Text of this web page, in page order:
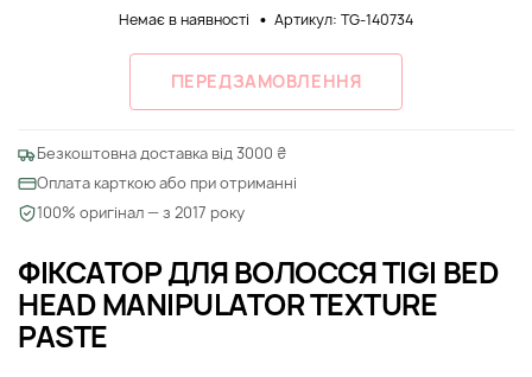
ФІКСАТОР ДЛЯ ВОЛОССЯ TIGI BED
HEAD MANIPULATOR TEXTURE
PASTE
Немає в наявності Артикул: TG-140734
ПЕРЕДЗАМОВЛЕННЯ
Безкоштовна доставка від 3000 ₴
Оплата карткою або при отриманні
100% оригінал — з 2017 року